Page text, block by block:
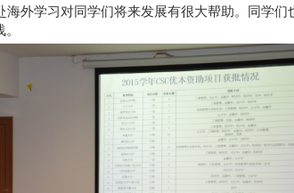
外学习对同学们将来发展有很大帮助。同学们